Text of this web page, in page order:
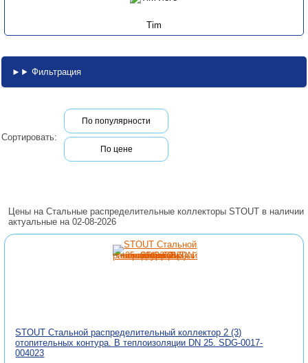
Tim
Фильтрация
Сортировать:
По популярности
По цене
Цены на Стальные распределительные коллекторы STOUT в наличии
актуальные на 02-08-2026
STOUT Стальной распределительный коллектор 2 (3)
отопительных контура. В теплоизоляции DN 25. SDG-0017-
004023